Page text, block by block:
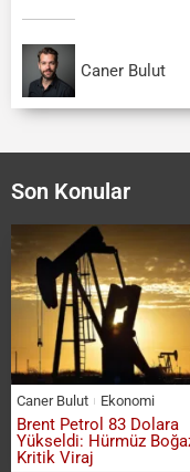
Caner Bulut
Son Konular
Caner Bulut Ekonomi
Brent Petrol 83 Dolara
Yükseldi: Hürmüz
Kritik Viraj